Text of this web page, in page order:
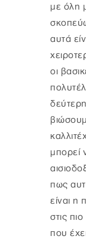
με όλη
αυτά
οι
μπορεί
πως
είναι η
στις
που